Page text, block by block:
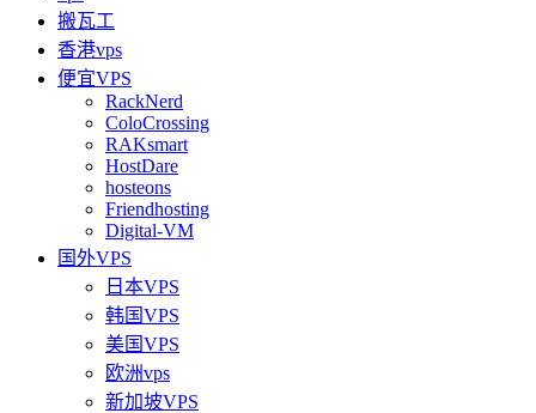
搬瓦工
香港vps
便宜VPS
RackNerd
ColoCrossing
RAKsmart
HostDare
hosteons
Friendhosting
Digital-VM
国外VPS
日本VPS
韩国VPS
美国VPS
欧洲vps
新加坡VPS